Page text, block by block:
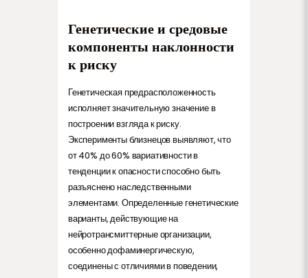
Генетические и средовые
компоненты наклонности
к риску
Генетическая предрасположенность
исполняет значительную значение в
построении взгляда к риску.
Эксперименты близнецов выявляют, что
от 40% до 60% вариативности в
тенденции к опасности способно быть
разъяснено наследственными
элементами. Определенные генетические
варианты, действующие на
нейротрансмиттерные организации,
особенно дофаминергическую,
соединены с отличиями в поведении,